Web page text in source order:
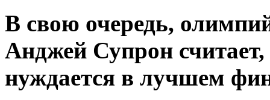
В свою очередь,
Анджей Супрон
нуждается в лучшем